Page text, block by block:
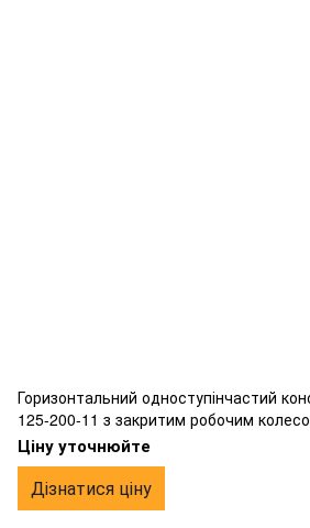
Горизонтальний одноступінчастий
125-200-11 з закритим робочим
підключенням, виготовлений з чавуну.
Ціну уточнюйте
Дізнатися ціну